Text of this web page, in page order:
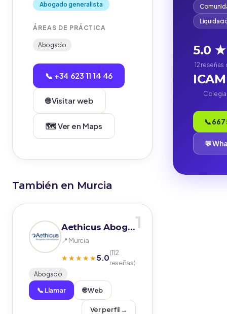
Abogado generalista
ÁREAS DE PRÁCTICA
Abogado
📞 +34 623 11 14 46
🌐 Visitar web
🗺️ Ver en Maps
También en Murcia
1
Aethicus Abogados
📍 Murcia
★★★★★5.0(112
reseñas)
Abogado
📞 Llamar 🌐 Web
Ver perfil →
5.0 ★
12 reseñas
📞
💬